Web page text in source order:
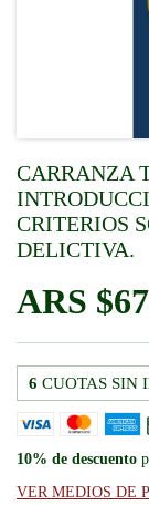
CARRANZA
CRITERIOS
DELICTIVA.
6 CUOTAS SIN
10% de descuento
VER MEDIOS DE